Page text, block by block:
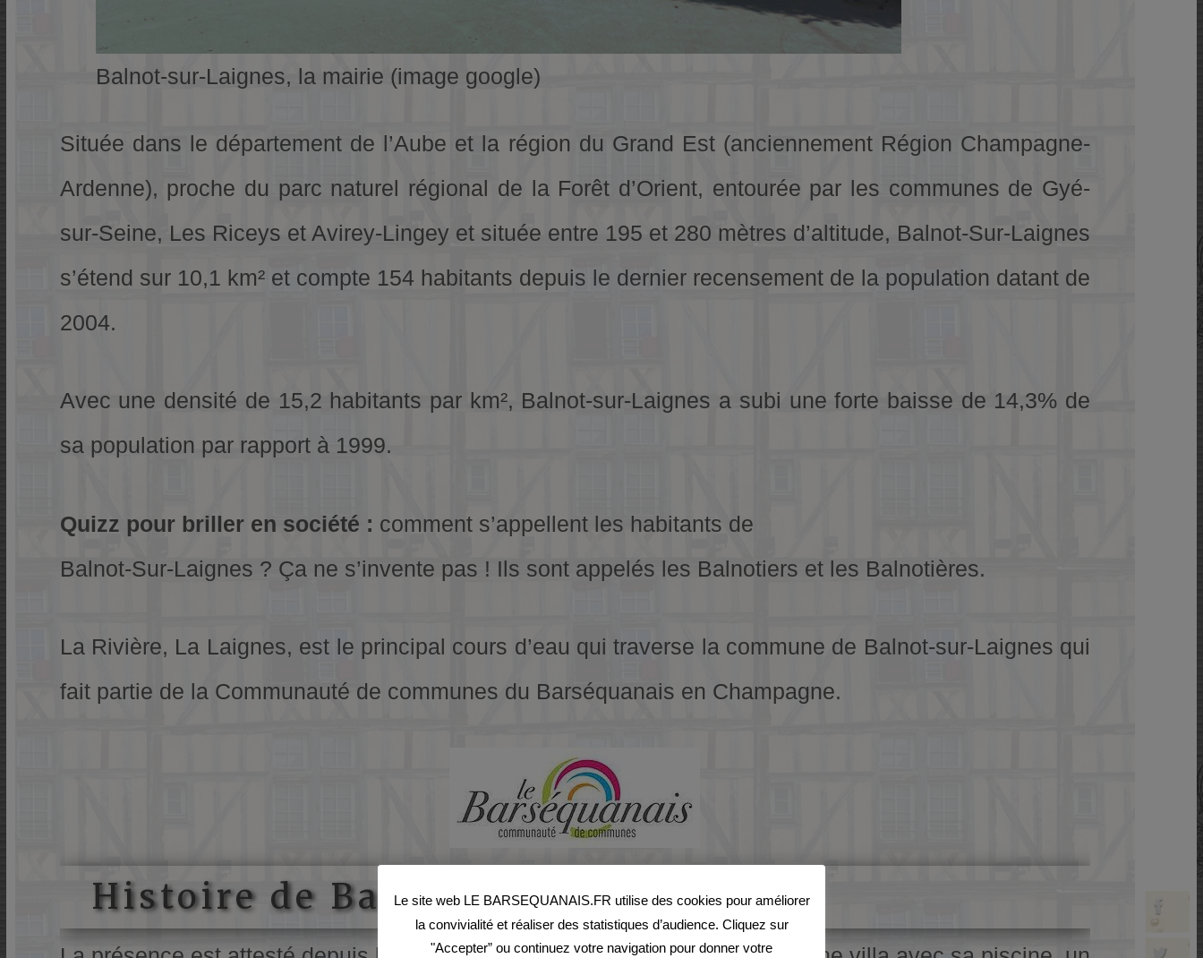
Balnot-sur-Laignes, la mairie (image google)
Située dans le département de l’Aube et la région du Grand Est (anciennement Région Champagne-
Ardenne), proche du parc naturel régional de la Forêt d’Orient, entourée par les communes de Gyé-
sur-Seine, Les Riceys et Avirey-Lingey et située entre 195 et 280 mètres d’altitude, Balnot-Sur-Laignes
s’étend sur 10,1 km² et compte 154 habitants depuis le dernier recensement de la population datant de
2004.
Avec une densité de 15,2 habitants par km², Balnot-sur-Laignes a subi une forte baisse de 14,3% de
sa population par rapport à 1999.
Quizz pour briller en société : comment s’appellent les habitants de
Balnot-Sur-Laignes ? Ça ne s’invente pas ! Ils sont appelés les Balnotiers et les Balnotières.
La Rivière, La Laignes, est le principal cours d’eau qui traverse la commune de Balnot-sur-Laignes qui
fait partie de la Communauté de communes du Barséquanais en Champagne.
Histoire de Balnot-Sur-Laignes :
Le site web LE BARSEQUANAIS.FR utilise des cookies pour améliorer
la convivialité et réaliser des statistiques d’audience. Cliquez sur
"Accepter” ou continuez votre navigation pour donner votre